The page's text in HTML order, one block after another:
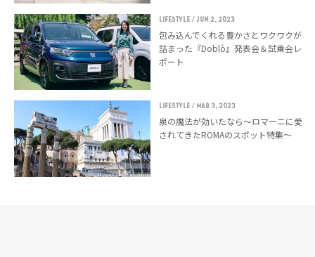
LIFESTYLE / Jun 2, 2023
包み込んでくれる豊かさとワクワクが
詰まった『Doblò』発表会＆試乗会レ
ポート
LIFESTYLE/ Mar 3, 2023
泉の魔法が効いたなら〜ロマーニに愛
されてきたROMAのスポット特集〜